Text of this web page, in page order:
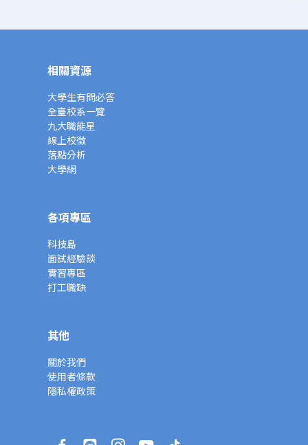
相關資源
大學生有問必答
全臺校系一覽
九大職能星
線上校徵
落點分析
大學網
各項專區
科技島
面試經驗談
實習專區
打工職缺
其他
關於我們
使用者條款
隱私權政策